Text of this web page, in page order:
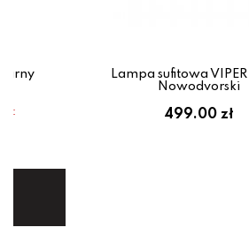
Lampa sufitowa VIPER
Nowodvorski
499.00 zł